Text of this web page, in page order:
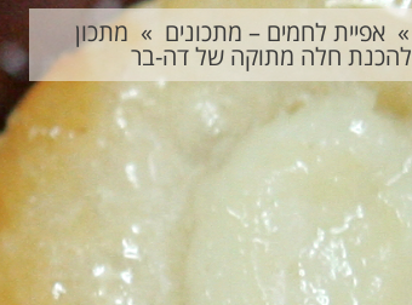
» אפיית לחמים – מתכונים » מתכון
להכנת חלה מתוקה של דה-בר